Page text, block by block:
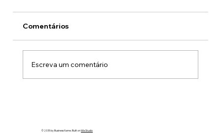
Comentários
Escreva um comentário
© 2035 by Business Name. Built onWix Studio